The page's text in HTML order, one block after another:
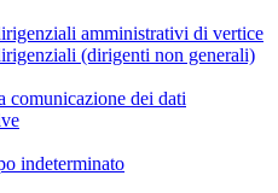
amministrativi di vertice
(dirigenti non generali)
comunicazione dei dati
indeterminato